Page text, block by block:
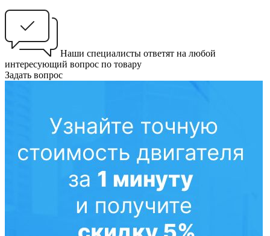
Наши специалисты ответят на любой
интересующий вопрос по товару
Задать вопрос